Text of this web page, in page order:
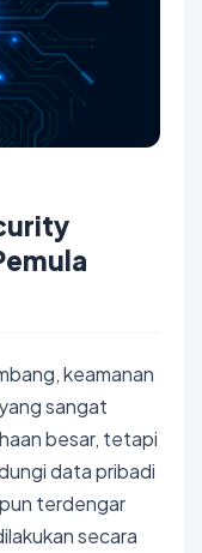
keamanan
sangat
besar, tetapi
data pribadi
terdengar
secara